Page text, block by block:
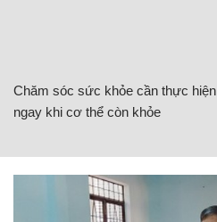
Chăm sóc sức khỏe cần thực hiện
ngay khi cơ thể còn khỏe